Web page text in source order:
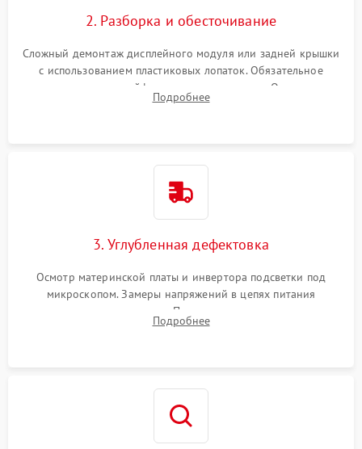
Повреждение внутренних проводов
Механические повреждения
Поломка батареи (если
Неисправность тачпада
1500 ₽ Подробнее →
1000 ₽
Неисправность BIOS 1500 ₽ Подробнее →
2. Разборка и обесточивание
Сложный демонтаж дисплейного модуля или задней крышки
с использованием пластиковых лопаток. Обязательное
отключение шлейфов матрицы и питания. Очистка
массивной системы охлаждения от скопившейся пыли.
Подробнее
3. Углубленная дефектовка
Осмотр материнской платы и инвертора подсветки под
микроскопом. Замеры напряжений в цепях питания
процессора и видеокарты. Проверка состояния жесткого
диска и оперативной памяти с помощью POST-карт и
Подробнее